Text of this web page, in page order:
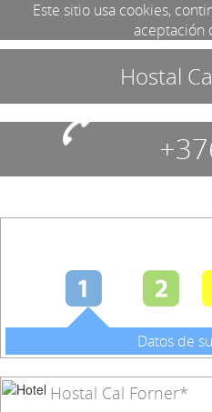
Este sitio usa cookies,
aceptación
Hostal
Datos de
Hostal Cal Forner*